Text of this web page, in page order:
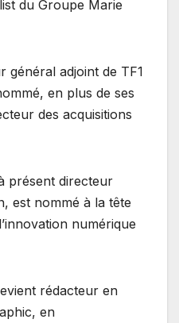
du Groupe Marie
général adjoint de TF1
en plus de ses
des acquisitions
présent directeur
est nommé à la tête
numérique
rédacteur en
en